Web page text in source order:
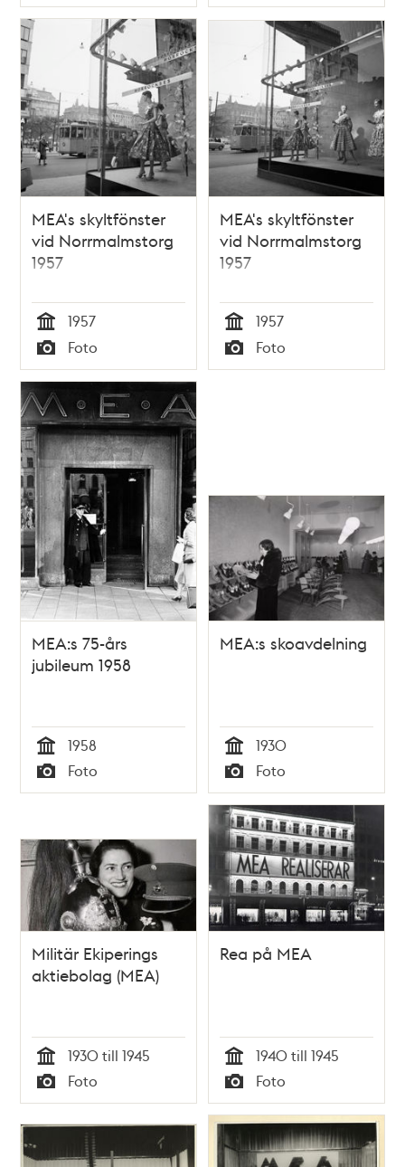
Typ Typ
MEA's skyltfönster
vid Norrmalmstorg
1957
Tid
1957
Typ
Foto
MEA's skyltfönster
vid Norrmalmstorg
1957
Tid
1957
Typ
Foto
MEA:s 75-års
jubileum 1958
Tid
1958
Typ
Foto
MEA:s skoavdelning
Tid
1930
Typ
Foto
Militär Ekiperings
aktiebolag (MEA)
Tid
1930 till 1945
Typ
Foto
Rea på MEA
Tid
1940 till 1945
Typ
Foto